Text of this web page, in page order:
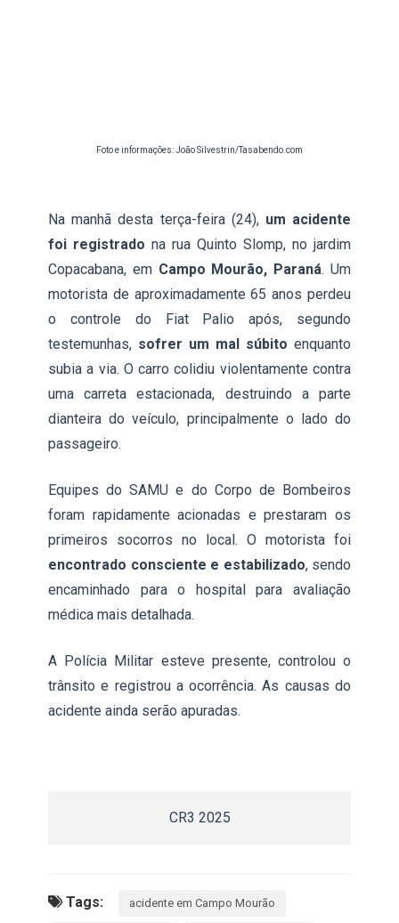
Foto e informações: João Silvestrin/Tasabendo.com
Na manhã desta terça-feira (24), um acidente
foi registrado na rua Quinto Slomp, no jardim
Copacabana, em Campo Mourão, Paraná. Um
motorista de aproximadamente 65 anos perdeu
o controle do Fiat Palio após, segundo
testemunhas, sofrer um mal súbito enquanto
subia a via. O carro colidiu violentamente contra
uma carreta estacionada, destruindo a parte
dianteira do veículo, principalmente o lado do
passageiro.
Equipes do SAMU e do Corpo de Bombeiros
foram rapidamente acionadas e prestaram os
primeiros socorros no local. O motorista foi
encontrado consciente e estabilizado, sendo
encaminhado para o hospital para avaliação
médica mais detalhada.
A Polícia Militar esteve presente, controlou o
trânsito e registrou a ocorrência. As causas do
acidente ainda serão apuradas.
CR3 2025
Tags: acidente em Campo Mourão